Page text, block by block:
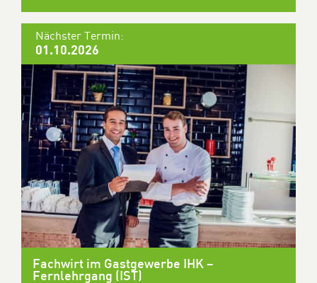
Nächster Termin:
01.10.2026
Fachwirt im Gastgewerbe IHK –
Fernlehrgang (IST)